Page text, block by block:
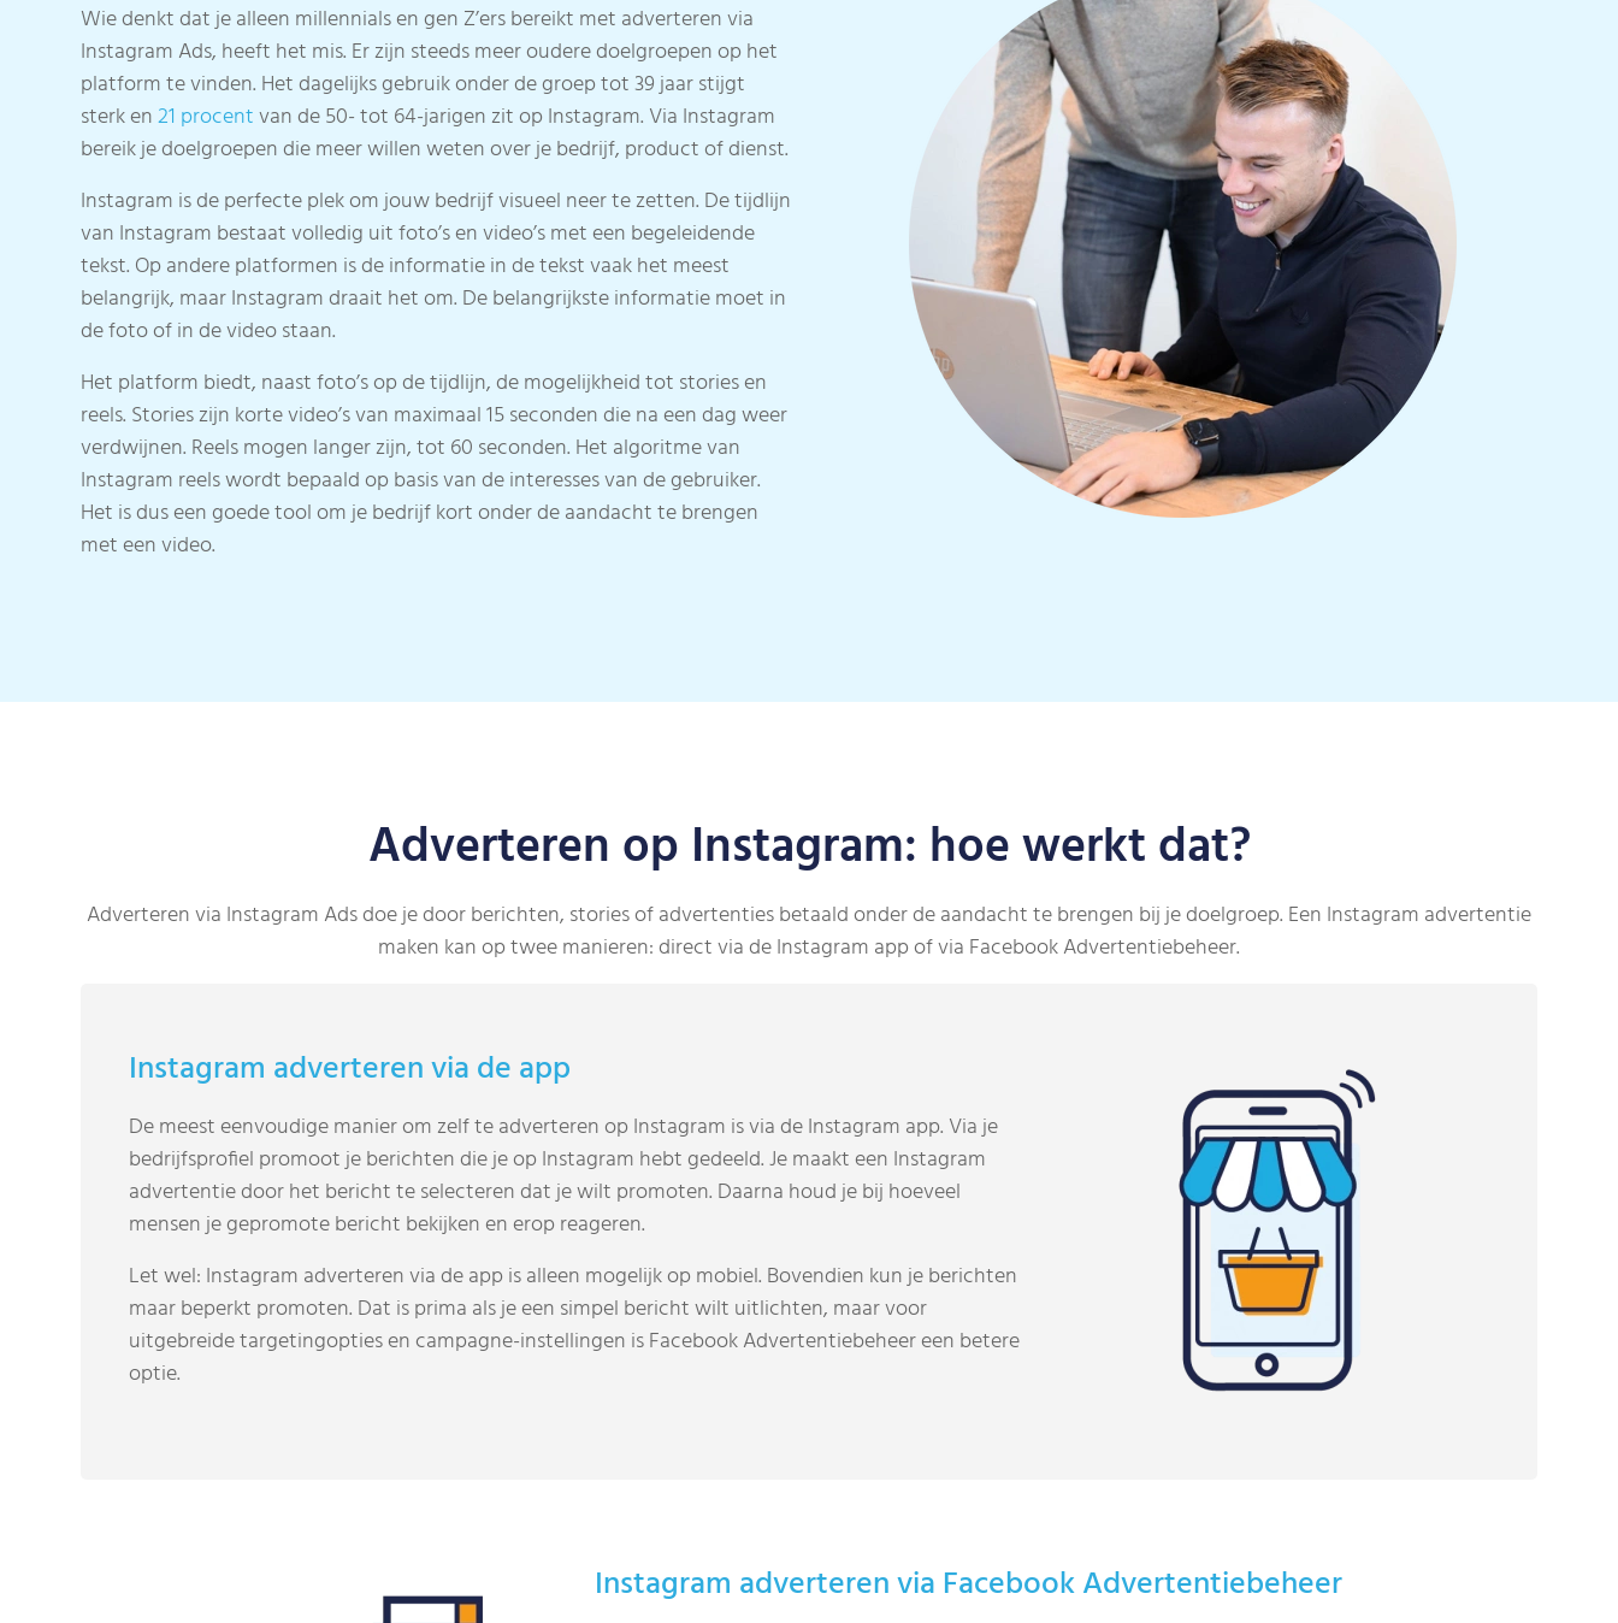
Wie denkt dat je alleen millennials en gen Z’ers bereikt met adverteren via
Instagram Ads, heeft het mis. Er zijn steeds meer oudere doelgroepen op het
platform te vinden. Het dagelijks gebruik onder de groep tot 39 jaar stijgt
sterk en21 procentvan de 50- tot 64-jarigen zit op Instagram. Via Instagram
bereik je doelgroepen die meer willen weten over je bedrijf, product of dienst.
Instagram is de perfecte plek om jouw bedrijf visueel neer te zetten. De tijdlijn
van Instagram bestaat volledig uit foto’s en video’s met een begeleidende
tekst. Op andere platformen is de informatie in de tekst vaak het meest
belangrijk, maar Instagram draait het om. De belangrijkste informatie moet in
de foto of in de video staan.
Het platform biedt, naast foto’s op de tijdlijn, de mogelijkheid tot stories en
reels. Stories zijn korte video’s van maximaal 15 seconden die na een dag weer
verdwijnen. Reels mogen langer zijn, tot 60 seconden. Het algoritme van
Instagram reels wordt bepaald op basis van de interesses van de gebruiker.
Het is dus een goede tool om je bedrijf kort onder de aandacht te brengen
met een video.
Adverteren op Instagram: hoe werkt dat?
Adverteren via Instagram Ads doe je door berichten, stories of advertenties betaald onder de aandacht te brengen bij je doelgroep. Een Instagram advertentie
maken kan op twee manieren: direct via de Instagram app of via Facebook Advertentiebeheer.
Instagram adverteren via de app
De meest eenvoudige manier om zelf te adverteren op Instagram is via de Instagram app. Via je
bedrijfsprofiel promoot je berichten die je op Instagram hebt gedeeld. Je maakt een Instagram
advertentie door het bericht te selecteren dat je wilt promoten. Daarna houd je bij hoeveel
mensen je gepromote bericht bekijken en erop reageren.
Let wel: Instagram adverteren via de app is alleen mogelijk op mobiel. Bovendien kun je berichten
maar beperkt promoten. Dat is prima als je een simpel bericht wilt uitlichten, maar voor
uitgebreide targetingopties en campagne-instellingen is Facebook Advertentiebeheer een betere
optie.
Instagram adverteren via Facebook Advertentiebeheer